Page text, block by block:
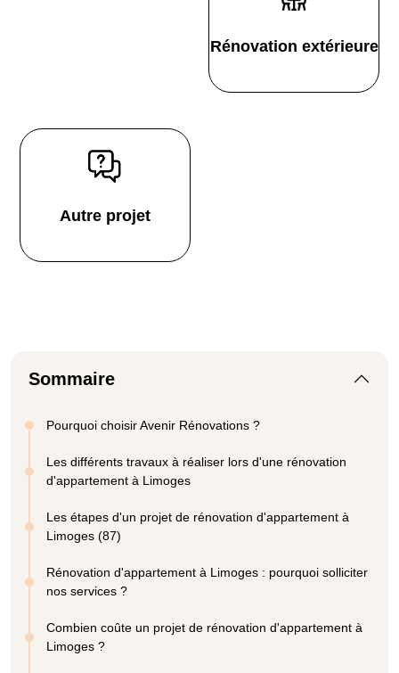
Rénovation extérieure
Autre projet
Sommaire
Pourquoi choisir Avenir Rénovations ?
Les différents travaux à réaliser lors d'une rénovation
d'appartement à Limoges
Les étapes d'un projet de rénovation d'appartement à
Limoges (87)
Rénovation d'appartement à Limoges : pourquoi solliciter
nos services ?
Combien coûte un projet de rénovation d'appartement à
Limoges ?